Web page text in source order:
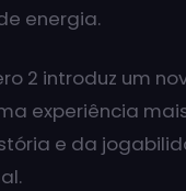
energia.
2 introduz um
experiência
e da